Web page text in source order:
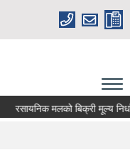
रसायनिक मलको बिक्री मूल्य